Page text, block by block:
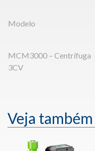
Modelo
MCM3000 – Centrífuga
3CV
Veja também